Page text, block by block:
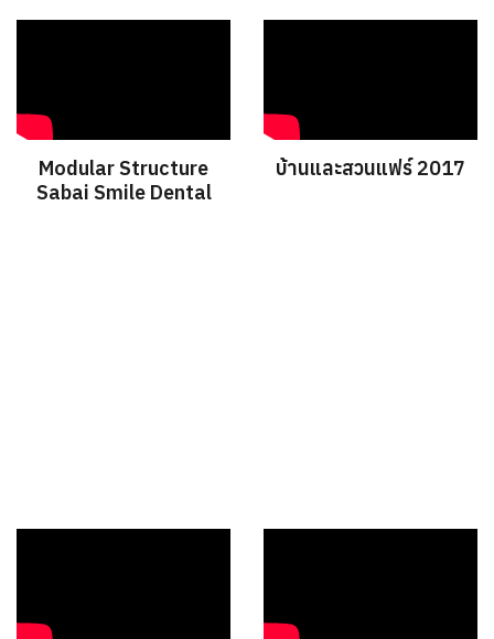
Modular Structure
Sabai Smile Dental
บ้านและสวนแฟร์ 2017